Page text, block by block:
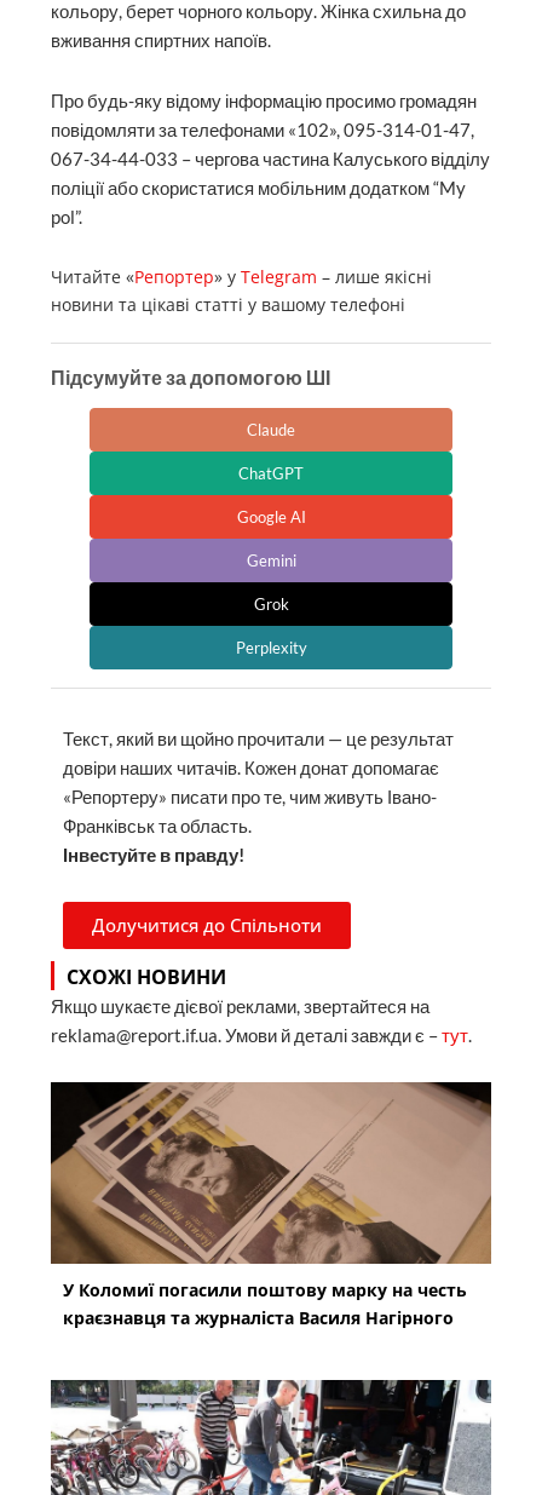
кольору, берет чорного кольору. Жінка схильна до
вживання спиртних напоїв.
Про будь-яку відому інформацію просимо громадян
повідомляти за телефонами «102», 095-314-01-47,
067-34-44-033 – чергова частина Калуського відділу
поліції або скористатися мобільним додатком “My
pol”.
Читайте «Репортер» уTelegram – лише якісні
новини та цікаві статті у вашому телефоні
Підсумуйте за допомогою ШІ
Claude
ChatGPT
Google AI
Gemini
Grok
Perplexity
Текст, який ви щойно прочитали — це результат
довіри наших читачів. Кожен донат допомагає
«Репортеру» писати про те, чим живуть Івано-
Франківськ та область.
Інвестуйте в правду!
Долучитися до Спільноти
СХОЖІ НОВИНИ
Якщо шукаєте дієвої реклами, звертайтеся на
reklama@report.if.ua. Умови й деталі завжди є –тут.
У Коломиї погасили поштову марку на честь
краєзнавця та журналіста Василя Нагірного